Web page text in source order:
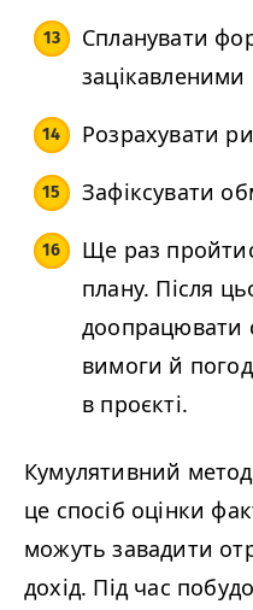
Спланувати
Розрахувати
Зафіксувати
Ще раз
плану. Після
доопрацювати
вимоги й
в проєкті.
Кумулятивний
це спосіб оцінки
можуть завадити
дохід. Під час